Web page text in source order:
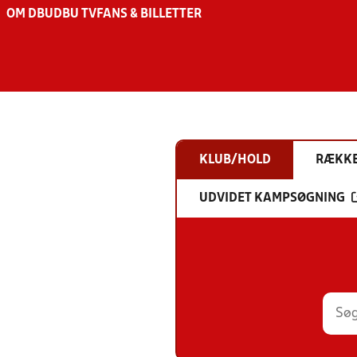
OM DBU DBU TV FANS & BILLETTER
KLUB/HOLD
UDVIDET KAMPSØGNING